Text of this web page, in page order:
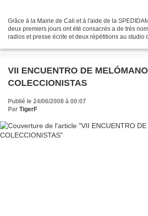
Grâce à la Mairie de Cali et à l'aide de la
deux premiers jours ont été consacrés a de très
radios et presse écrite et deux répétitions au studio
VII ENCUENTRO DE
COLECCIONISTAS
Publié le 24/06/2008 à 00:07
Par TigerF